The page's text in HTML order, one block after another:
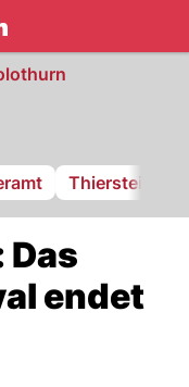
Thierstein
Das
endet